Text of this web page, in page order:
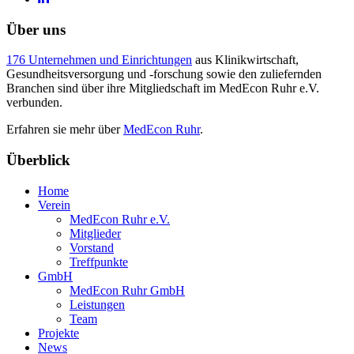
Über uns
176 Unternehmen und Einrichtungen aus Klinikwirtschaft,
Gesundheitsversorgung und -forschung sowie den zuliefernden
Branchen sind über ihre Mitgliedschaft im MedEcon Ruhr e.V.
verbunden.
Erfahren sie mehr überMedEcon Ruhr.
Überblick
Home
Verein
MedEcon Ruhr e.V.
Mitglieder
Vorstand
Treffpunkte
GmbH
MedEcon Ruhr GmbH
Leistungen
Team
Projekte
News